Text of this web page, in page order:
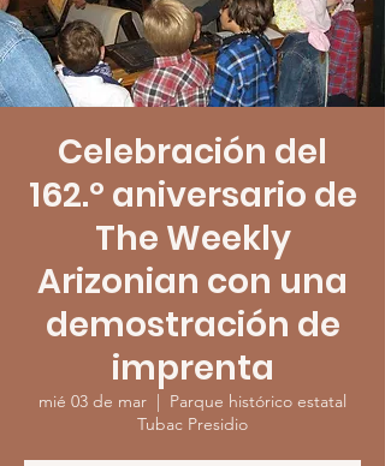
Celebración del
162.º aniversario de
The Weekly
Arizonian con una
demostración de
imprenta
mié 03 de mar
  |
Parque histórico estatal
Tubac Presidio